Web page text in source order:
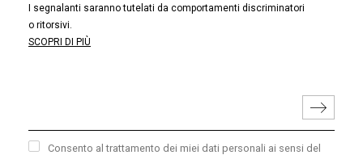
I segnalanti saranno tutelati da comportamenti discriminatori
o ritorsivi.
SCOPRI DI PIÙ
Consento al trattamento dei miei dati personali ai sensi del